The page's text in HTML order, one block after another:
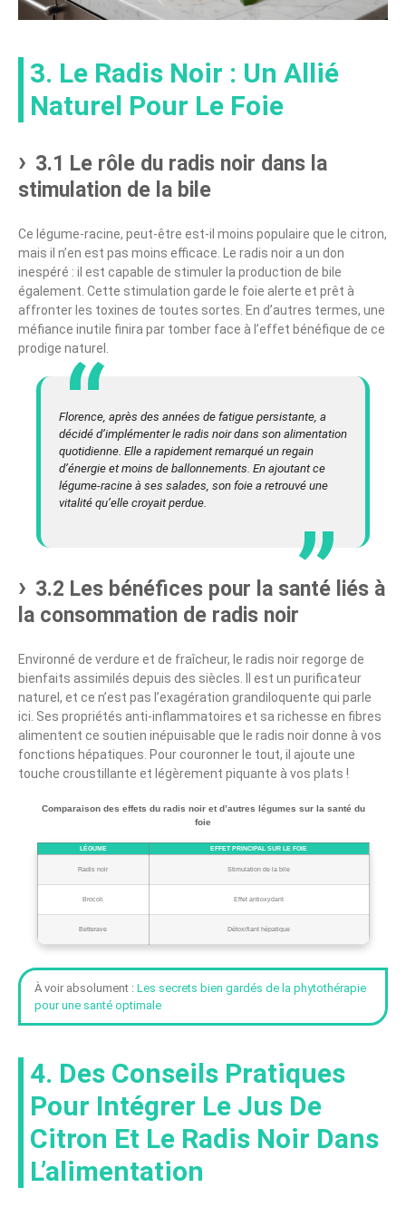
3. Le Radis Noir : Un Allié
Naturel Pour Le Foie
3.1 Le rôle du radis noir dans la
stimulation de la bile
Ce légume-racine, peut-être est-il moins populaire que le citron,
mais il n’en est pas moins efficace. Le radis noir a un don
inespéré : il est capable de stimuler la production de bile
également. Cette stimulation garde le foie alerte et prêt à
affronter les toxines de toutes sortes. En d’autres termes, une
méfiance inutile finira par tomber face à l’effet bénéfique de ce
prodige naturel.
Florence, après des années de fatigue persistante, a
décidé d’implémenter le radis noir dans son alimentation
quotidienne. Elle a rapidement remarqué un regain
d’énergie et moins de ballonnements. En ajoutant ce
légume-racine à ses salades, son foie a retrouvé une
vitalité qu’elle croyait perdue.
3.2 Les bénéfices pour la santé liés à
la consommation de radis noir
Environné de verdure et de fraîcheur, le radis noir regorge de
bienfaits assimilés depuis des siècles. Il est un purificateur
naturel, et ce n’est pas l’exagération grandiloquente qui parle
ici. Ses propriétés anti-inflammatoires et sa richesse en fibres
alimentent ce soutien inépuisable que le radis noir donne à vos
fonctions hépatiques. Pour couronner le tout, il ajoute une
touche croustillante et légèrement piquante à vos plats !
Comparaison des effets du radis noir et d’autres légumes sur la santé du
foie
LÉGUME EFFET PRINCIPAL SUR LE FOIE
Radis noir Stimulation de la bile
Brocoli Effet antioxydant
Betterave Détoxifiant hépatique
À voir absolument : Les secrets bien gardés de la phytothérapie
pour une santé optimale
4. Des Conseils Pratiques
Pour Intégrer Le Jus De
Citron Et Le Radis Noir Dans
L’alimentation